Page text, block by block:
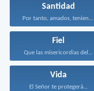
Santidad
Por tanto, amados, teniendo...
Fiel
Que las misericordias del...
Vida
El Señor te protegerá...